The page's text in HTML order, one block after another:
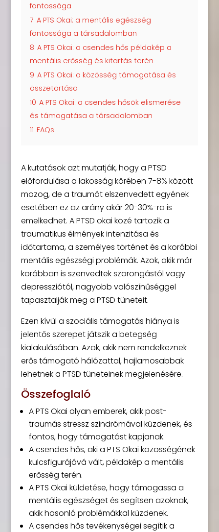
fontossága
7 A PTS Okai: a mentális egészség
fontossága a társadalomban
8 A PTS Okai: a csendes hős példakép a
mentális erősség és kitartás terén
9 A PTS Okai: a közösség támogatása és
összetartása
10 A PTS Okai: a csendes hősök elismerése
és támogatása a társadalomban
11 FAQs
A kutatások azt mutatják, hogy a PTSD
előfordulása a lakosság körében 7-8% között
mozog, de a traumát elszenvedett egyének
esetében ez az arány akár 20-30%-ra is
emelkedhet. A PTSD okai közé tartozik a
traumatikus élmények intenzitása és
időtartama, a személyes történet és a korábbi
mentális egészségi problémák. Azok, akik már
korábban is szenvedtek szorongástól vagy
depressziótól, nagyobb valószínűséggel
tapasztalják meg a PTSD tüneteit.
Ezen kívül a szociális támogatás hiánya is
jelentős szerepet játszik a betegség
kialakulásában. Azok, akik nem rendelkeznek
erős támogató hálózattal, hajlamosabbak
lehetnek a PTSD tüneteinek megjelenésére.
Összefoglaló
A PTS Okai olyan emberek, akik post-
traumás stressz szindrómával küzdenek, és
fontos, hogy támogatást kapjanak.
A csendes hős, aki a PTS Okai közösségének
kulcsfigurájává vált, példakép a mentális
erősség terén.
A PTS Okai küldetése, hogy támogassa a
mentális egészséget és segítsen azoknak,
akik hasonló problémákkal küzdenek.
A csendes hős tevékenységei segítik a